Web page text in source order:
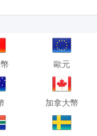
歐元
加拿大幣